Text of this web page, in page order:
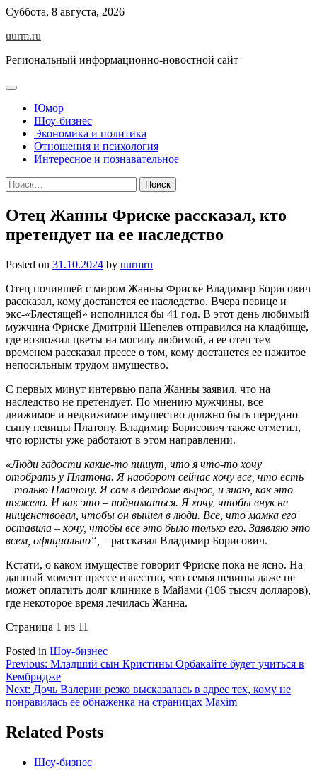
Skip
content
Суббота, 8 августа, 2026
uurm.ru
Региональный информационно-новостной сайт
Юмор
Шоу-бизнес
Экономика и политика
Отношения и психология
Интересное и познавательное
Найти:
Отец Жанны Фриске рассказал, кто
претендует на ее наследство
Posted on 31.10.2024 by uurmru
Отец почившей с миром Жанны Фриске Владимир Борисович
рассказал, кому достанется ее наследство. Вчера певице и
экс-«Блестящей» исполнился бы 41 год. В этот день любимый
мужчина Фриске Дмитрий Шепелев отправился на кладбище,
где возложил цветы на могилу любимой, а ее отец тем
временем рассказал прессе о том, кому достанется ее нажитое
непосильным трудом имущество.
С первых минут интервью папа Жанны заявил, что на
наследство не претендует. По мнению мужчины, все
движимое и недвижимое имущество должно быть передано
сыну певицы Платону. Владимир Борисович также отметил,
что юристы уже работают в этом направлении.
«Люди гадости какие-то пишут, что я что-то хочу
отобрать у Платона. Я наоборот сейчас хочу все, что есть
– только Платону. Я сам в детдоме вырос, и знаю, как это
тяжело. И как это – подниматься. Я хочу, чтобы внук не
нищенствовал, чтобы он вышел в люди. Все, что мамка его
оставила – хочу, чтобы все это было только его. Заявляю это
всем, официально“, – рассказал Владимир Борисович.
Кстати, о каком имуществе говорит Фриске пока не ясно. На
данный момент прессе известно, что семья певицы даже не
может оплатить долг клинике в Майами (106 тысяч долларов),
где некоторое время лечилась Жанна.
Страница 1 из 11
Posted in Шоу-бизнес
Навигация
по
записям
Previous: Младший сын Кристины Орбакайте будет учиться в
Кембридже
Next: Дочь Валерии резко высказалась в адрес тех, кому не
понравилась ее обнаженка на страницах Maxim
Related Posts
Шоу-бизнес